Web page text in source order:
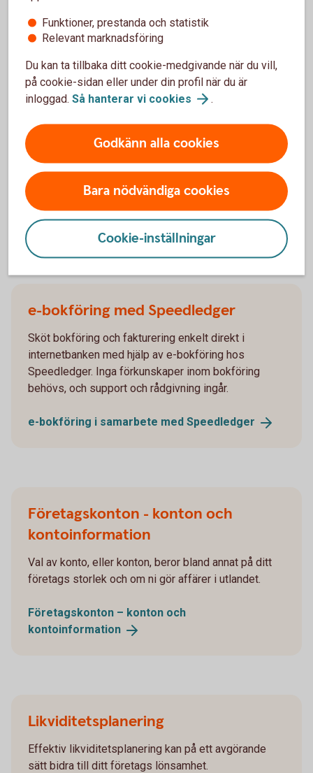
Få hjälp av inkassobolaget Lowell om
ni inte får betalt i tid
Som kund hos oss har ert företag ett fördelaktigt
upplägg och pris hos inkassobolaget Lowell, som
har specialkunskap och erfarenhet av att driva in
skulder på ett professionellt sätt.
Inkasso ochinkassobolag
e-bokföring med Speedledger
Sköt bokföring och fakturering enkelt direkt i
internetbanken med hjälp av e-bokföring hos
Speedledger. Inga förkunskaper inom bokföring
behövs, och support och rådgivning ingår.
e-bokföring i samarbete med Speedledger
Företagskonton - konton och
kontoinformation
Val av konto, eller konton, beror bland annat på ditt
företags storlek och om ni gör affärer i utlandet.
Företagskonton – konton och
kontoinformation
Likviditetsplanering
Effektiv likviditetsplanering kan på ett avgörande
sätt bidra till ditt företags lönsamhet.
Funktioner, prestanda och statistik
Relevant marknadsföring
Du kan ta tillbaka ditt cookie-medgivande när du vill,
på cookie-sidan eller under din profil när du är
inloggad. Så hanterar vi cookies .
Godkänn alla cookies
Bara nödvändiga cookies
Cookie-inställningar